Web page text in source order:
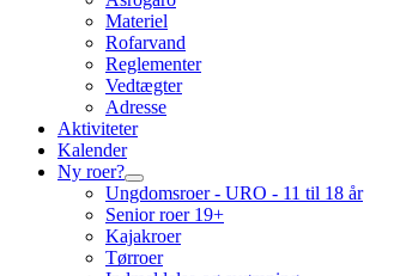
Materiel
Rofarvand
Reglementer
Vedtægter
Adresse
Aktiviteter
Kalender
Ny roer?
Ungdomsroer - URO - 11 til 18 år
Senior roer 19+
Kajakroer
Tørroer